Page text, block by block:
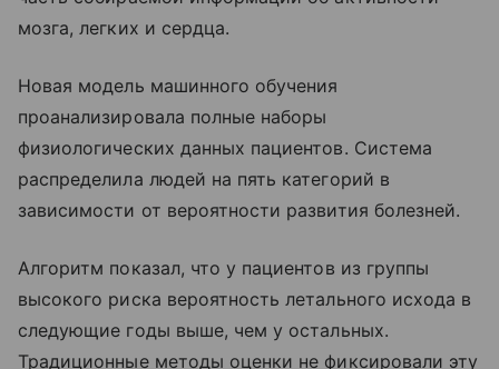
мозга, легких и сердца.
Новая модель машинного обучения
проанализировала полные наборы
физиологических данных пациентов. Система
распределила людей на пять категорий в
зависимости от вероятности развития болезней.
Алгоритм показал, что у пациентов из группы
высокого риска вероятность летального исхода в
следующие годы выше, чем у остальных.
Традиционные методы оценки не фиксировали эту